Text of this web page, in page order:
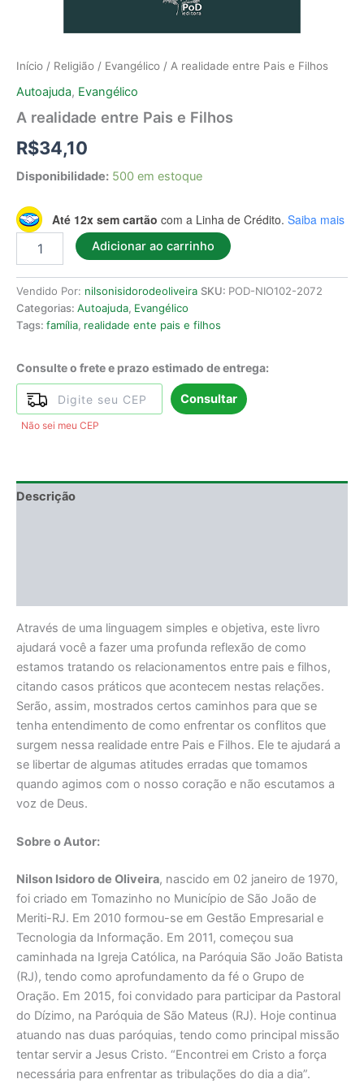
Início / Religião / Evangélico / A realidade entre Pais e Filhos
Autoajuda, Evangélico
A realidade entre Pais e Filhos
R$34,10
Disponibilidade: 500 em estoque
Até 12x sem cartão com a Linha de Crédito. Saiba mais
Adicionar ao carrinho
Vendido Por: nilsonisidorodeoliveira SKU: POD-NIO102-2072
Categorias: Autoajuda, Evangélico
Tags: família, realidade ente pais e filhos
Consulte o frete e prazo estimado de entrega:
Consultar
Não sei meu CEP
Descrição
Através de uma linguagem simples e objetiva, este livro
ajudará você a fazer uma profunda reflexão de como
estamos tratando os relacionamentos entre pais e filhos,
citando casos práticos que acontecem nestas relações.
Serão, assim, mostrados certos caminhos para que se
tenha entendimento de como enfrentar os conflitos que
surgem nessa realidade entre Pais e Filhos. Ele te ajudará a
se libertar de algumas atitudes erradas que tomamos
quando agimos com o nosso coração e não escutamos a
voz de Deus.
Sobre o Autor:
Nilson Isidoro de Oliveira, nascido em 02 janeiro de 1970,
foi criado em Tomazinho no Município de São João de
Meriti-RJ. Em 2010 formou-se em Gestão Empresarial e
Tecnologia da Informação. Em 2011, começou sua
caminhada na Igreja Católica, na Paróquia São João Batista
(RJ), tendo como aprofundamento da fé o Grupo de
Oração. Em 2015, foi convidado para participar da Pastoral
do Dízimo, na Paróquia de São Mateus (RJ). Hoje continua
atuando nas duas paróquias, tendo como principal missão
tentar servir a Jesus Cristo. “Encontrei em Cristo a força
necessária para enfrentar as tribulações do dia a dia”.